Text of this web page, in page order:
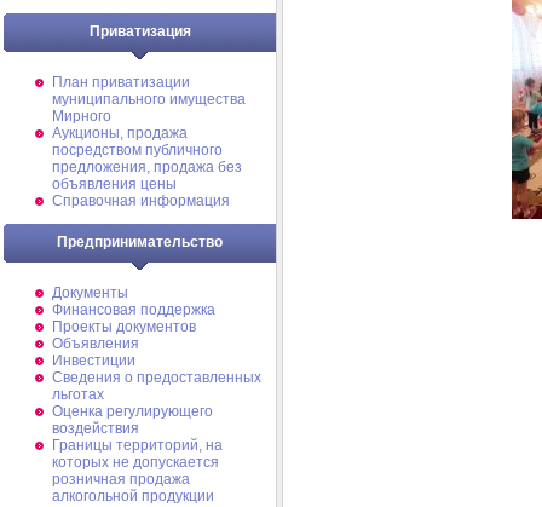
Приватизация
План приватизации
муниципального имущества
Мирного
Аукционы, продажа
посредством публичного
предложения, продажа без
объявления цены
Справочная информация
Предпринимательство
Документы
Финансовая поддержка
Проекты документов
Объявления
Инвестиции
Сведения о предоставленных
льготах
Оценка регулирующего
воздействия
Границы территорий, на
которых не допускается
розничная продажа
алкогольной продукции